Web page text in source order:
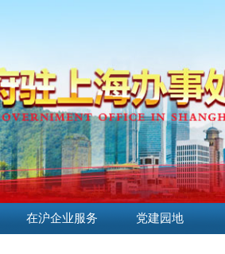
在沪企业服务 党建园地